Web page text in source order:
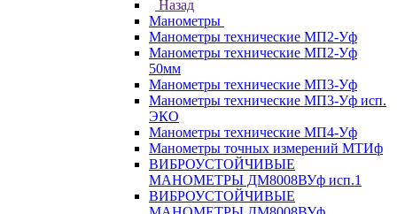
Назад
Манометры
Манометры технические МП2-Уф
Манометры технические МП2-Уф
50мм
Манометры технические МП3-Уф
Манометры технические МП3-Уф исп.
ЭКО
Манометры технические МП4-Уф
Манометры точных измерений МТИф
ВИБРОУСТОЙЧИВЫЕ
МАНОМЕТРЫ ДМ8008ВУф исп.1
ВИБРОУСТОЙЧИВЫЕ